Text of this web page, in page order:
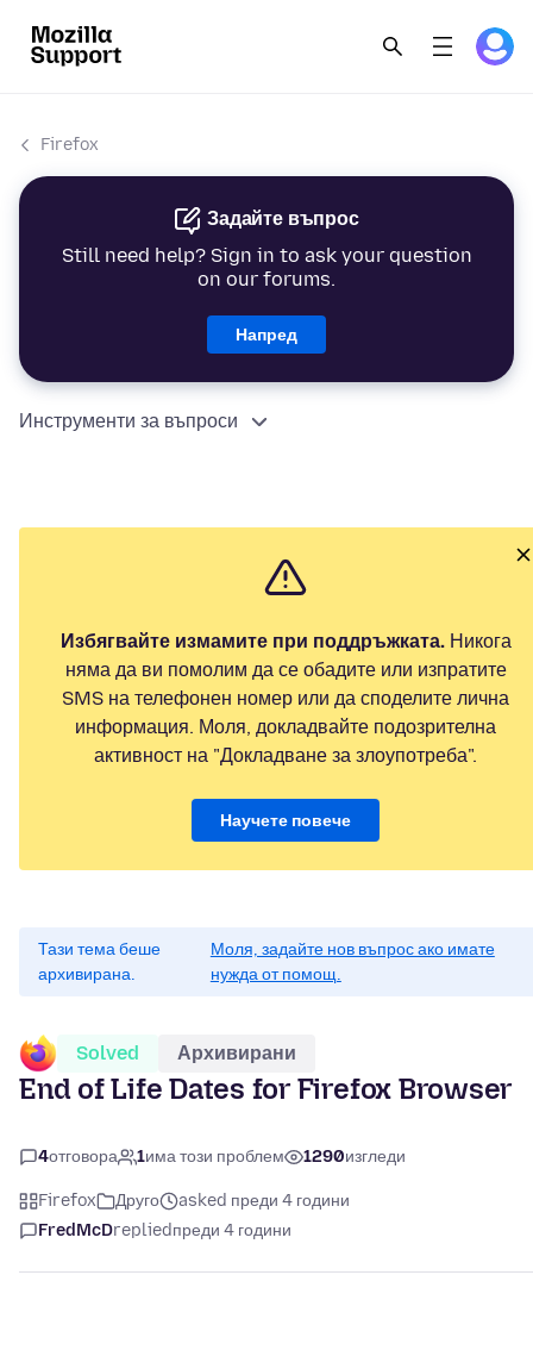
Firefox
Задайте въпрос
Still need help? Sign in to ask your question
on our forums.
Напред
Инструменти за въпроси
Избягвайте измамите при поддръжката.Никога
няма да ви помолим да се обадите или изпратите
SMS на телефонен номер или да споделите лична
информация. Моля, докладвайте подозрителна
активност на "Докладване за злоупотреба".
Научете повече
Тази тема беше
архивирана.
Моля, задайте нов въпрос ако имате
нужда от помощ.
Solved Архивирани
End of Life Dates for Firefox Browser
4отговора 1има този проблем 1290изгледи
Firefox Друго
asked преди 4 години
FredMcDrepliedпреди 4 години